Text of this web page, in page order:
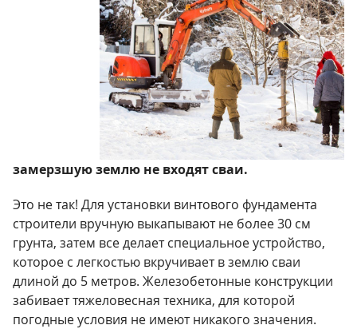
замерзшую землю не входят сваи.
Это не так! Для установки винтового фундамента
строители вручную выкапывают не более 30 см
грунта, затем все делает специальное устройство,
которое с легкостью вкручивает в землю сваи
длиной до 5 метров. Железобетонные конструкции
забивает тяжеловесная техника, для которой
погодные условия не имеют никакого значения.